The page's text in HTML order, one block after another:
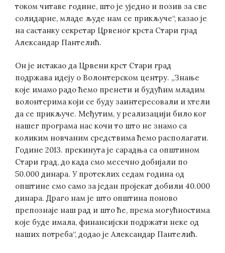
током читаве године, што је уједно и позив за све
солидарне, младе људе нам се прикључе“, казао је
на састанку секретар Црвеног крста Стари град
Александар Пантелић.
Он је истакао да Црвени крст Стари град
подржава идеју о Волонтерском центру. „Знање
које имамо радо ћемо пренети и будућим младим
волонтерима који се буду заинтересовали и хтели
да се прикључе. Међутим, у реализацији било ког
нашег програма нас кочи то што не знамо са
коликим новчаним средствима ћемо располагати.
Године 2013. прекинута је сарадња са општином
Стари град, до када смо месечно добијали по
50.000 динара. У протеклих седам година од
општине смо само за један пројекат добили 40.000
динара. Драго нам је што општина поново
препознаје наш рад и што ће, према могућностима
које буде имала, финансијски подржати неке од
наших потреба“, додао је Александар Пантелић.